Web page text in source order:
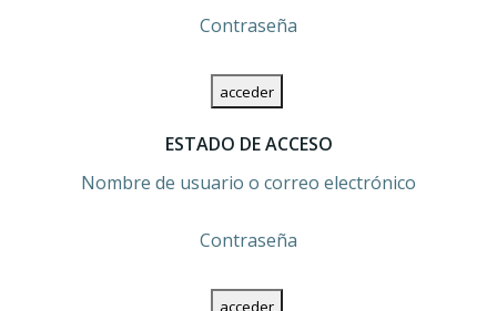
Contraseña
ESTADO DE ACCESO
Nombre de usuario o correo electrónico
Contraseña